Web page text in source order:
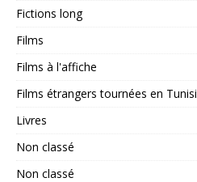
Fictions long
Films
Films à l'affiche
Films étrangers tournées en
Livres
Non classé
Non classé